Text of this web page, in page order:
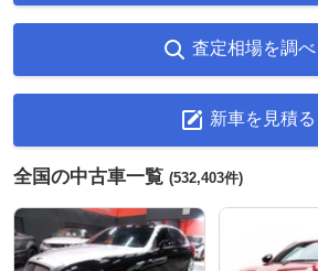
査定相場を調べ
新車を見積る
全国の中古車一覧 (532,403件)